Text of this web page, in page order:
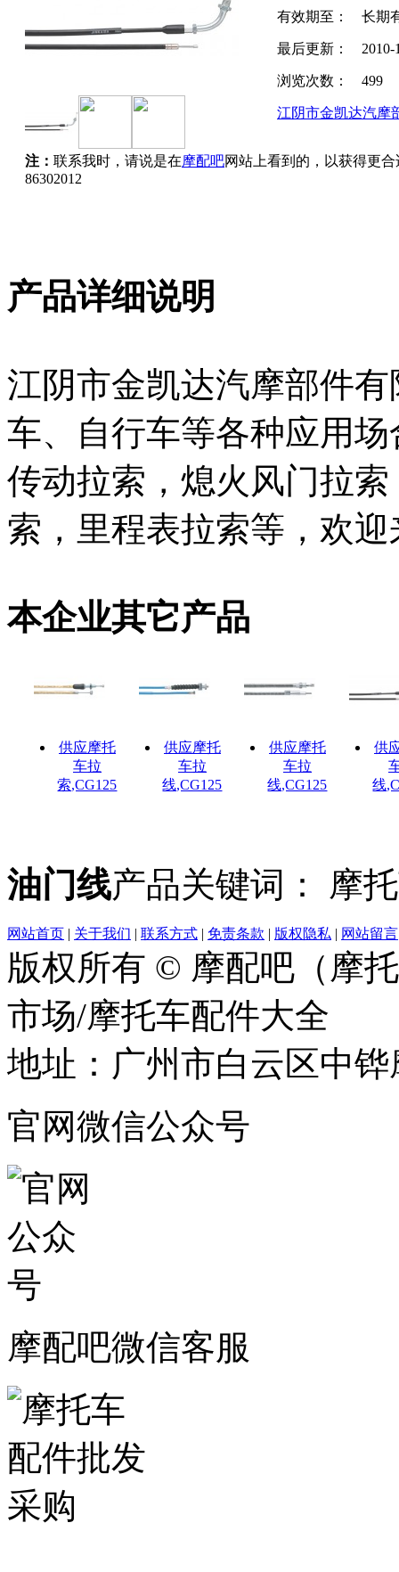
有效期至： 长期
最后更新： 2010-
浏览次数： 499
江阴市金凯达汽摩
注： 联系我时，请说是在摩配吧网站上看到的，以获得更
86302012
产品详细说明
江阴市金凯达汽摩部件
车、自行车等各种应用
传动拉索，熄火风门拉
索，里程表拉索等，欢
本企业其它产品
供应摩托
车拉
索,CG125
供应摩托
车拉
线,CG125
供应摩托
车拉
线,CG125
供
线
油门线产品关键词： 摩
网站首页 | 关于我们 | 联系方式 | 免责条款 | 版权隐私 | 网站留言
版权所有 © 摩配吧（摩
市场/摩托车配件大全
地址：广州市白云区中
官网微信公众号
摩配吧微信客服